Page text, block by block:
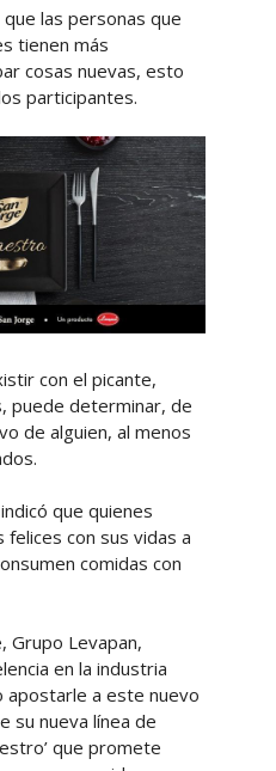
las personas que
tienen más
cosas nuevas, esto
participantes.
con el picante,
puede determinar, de
de alguien, al menos
que quienes
felices con sus vidas a
comidas con
Grupo Levapan,
en la industria
apostarle a este nuevo
su nueva línea de
que promete